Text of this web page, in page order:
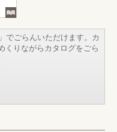
でごらんいただけます。カ
くりながらカタログをごら